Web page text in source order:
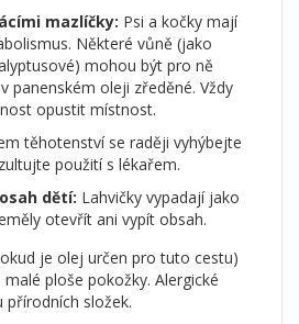
mazlíčky: Psi a kočky mají
Některé vůně (jako
mohou být pro ně
panenském oleji zředěné. Vždy
opustit místnost.
těhotenství se raději vyhýbejte
použití s lékařem.
dětí: Lahvičky vypadají jako
otevřít ani vypít obsah.
je olej určen pro tuto cestu)
ploše pokožky. Alergické
přírodních složek.